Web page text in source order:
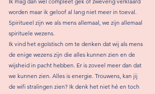
worden maar ik geloof al lang niet meer in toeval.
Spiritueel zijn we als mens allemaal, we zijn allemaal
spirituele wezens.
Ik vind het egoïstisch om te denken dat wij als mens
de enige wezens zijn die alles kunnen zien en de
wijsheid in pacht hebben. Er is zoveel meer dan dat
we kunnen zien. Alles is energie. Trouwens, kan jij
de wifi stralingen zien? Ik denk het niet hé en toch